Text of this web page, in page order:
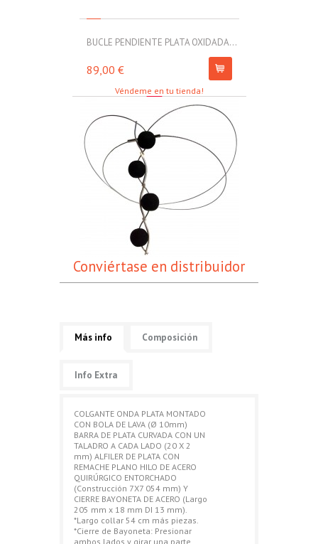
BUCLE PENDIENTE PLATA OXIDADA...
89,00 €
Véndeme en tu tienda!
Conviértase en distribuidor
Más info Composición
Info Extra
COLGANTE ONDA PLATA MONTADO
CON BOLA DE LAVA (Ø 10mm)
BARRA DE PLATA CURVADA CON UN
TALADRO A CADA LADO (20 X 2
mm) ALFILER DE PLATA CON
REMACHE PLANO HILO DE ACERO
QUIRÚRGICO ENTORCHADO
(Construcción 7X7 054 mm) Y
CIERRE BAYONETA DE ACERO (Largo
205 mm x 18 mm DI 13 mm).
*Largo collar 54 cm más piezas.
*Cierre de Bayoneta: Presionar
ambos lados y girar una parte